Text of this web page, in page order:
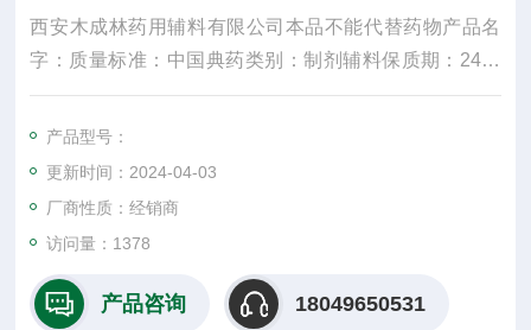
西安木成林药用辅料有限公司本品不能代替药物产品名
字：质量标准：中国典药类别：制剂辅料保质期：24外
观性状：符合标准可售地：全国苯甲酸及其盐类是广谱
抗微生物试剂，但它的有效性依赖于食品的PH值
产品型号：
更新时间：2024-04-03
厂商性质：经销商
访问量：1378
产品咨询 18049650531